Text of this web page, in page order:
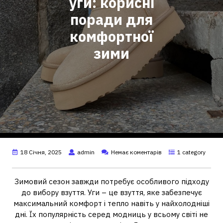
поради для
комфортної
зими
18 Січня, 2025 admin Немає коментарів 1 category
Зимовий сезон завжди потребує особливого підходу
до вибору взуття. Уги – це взуття, яке забезпечує
максимальний комфорт і тепло навіть у найхолодніші
дні. Їх популярність серед модниць у всьому світі не